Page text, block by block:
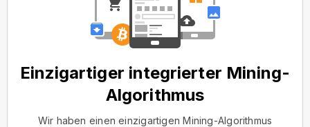
Einzigartiger integrierter Mining-
Algorithmus
Wir haben einen einzigartigen Mining-Algorithmus